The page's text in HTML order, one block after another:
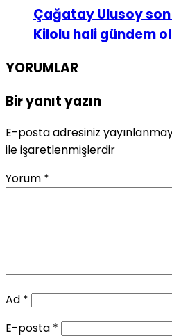
Çağatay Ulusoy
Kilolu hali gündem
YORUMLAR
Bir yanıt yazın
E-posta adresiniz
ile işaretlenmişlerdir
Yorum *
Ad *
E-posta *